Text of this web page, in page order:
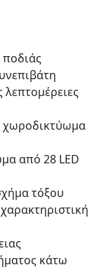
ποδιάς
λεπτομέρειες
χωροδικτύωμα
από 28 LED
τόξου
κάτω